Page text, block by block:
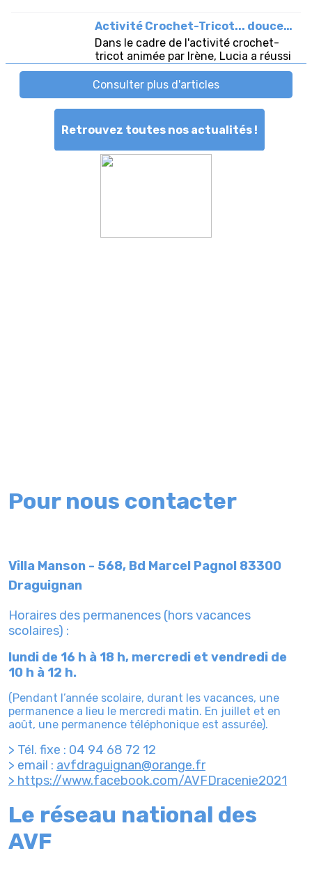
Retrouvez toutes nos actualités !
Pour nous contacter
Villa Manson - 568, Bd Marcel Pagnol 83300
Draguignan
Horaires des permanences (hors vacances
scolaires) :
lundi de 16 h à 18 h, mercredi et vendredi de
10 h à 12 h.
(Pendant l’année scolaire, durant les vacances, une
permanence a lieu le mercredi matin. En juillet et en
août, une permanence téléphonique est assurée).
> Tél. fixe : 04 94 68 72 12
> email : avfdraguignan@orange.fr
> https://www.facebook.com/AVFDracenie2021
Le réseau national des
AVF